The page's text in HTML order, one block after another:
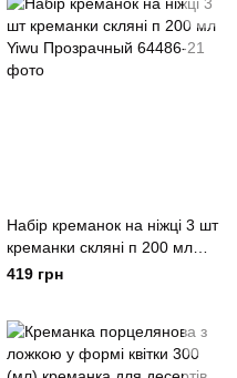
Набір креманок на ніжці 3 шт
креманки скляні п 200 мл
Yiwu Прозрачный
419 грн